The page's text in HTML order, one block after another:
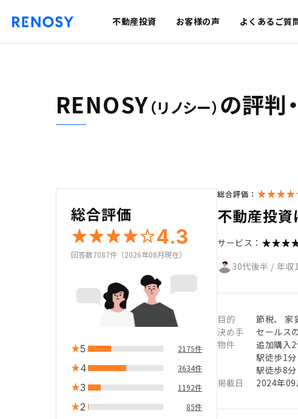
不動産投資 お客様の声 よくあるご質
RENOSY（リノシー） の評判
総合評価
4.3
回答数7087件（2026年08月現在）
5 2175件
4 3634件
3 1192件
2 85件
総合評価：
不動産投
サービス：
30代後半 / 年収
目的
節税、 家
決め手
セールス
物件
追加購入
駅徒歩1
駅徒歩8
掲載日
2024年09